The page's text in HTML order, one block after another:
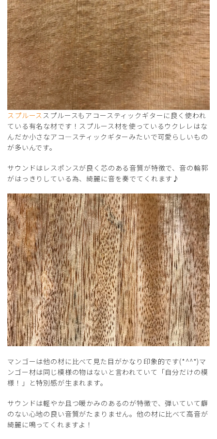
スプルーススプルースもアコースティックギターに良く使われ
ている有名な材です！スプルース材を使っているウクレレはな
んだか小さなアコ―スティックギターみたいで可愛らしいもの
が多いんです。
サウンドはレスポンスが良く芯のある音質が特徴で、音の輪郭
がはっきりしている為、綺麗に音を奏でてくれます♪
マンゴーは他の材に比べて見た目がかなり印象的です(*^^*)マ
ンゴー材は同じ模様の物はないと言われていて「自分だけの模
様！」と特別感が生まれます。
サウンドは軽やか且つ暖かみのあるのが特徴で、弾いていて癖
のない心地の良い音質がたまりません。他の材に比べて高音が
綺麗に鳴ってくれますよ！